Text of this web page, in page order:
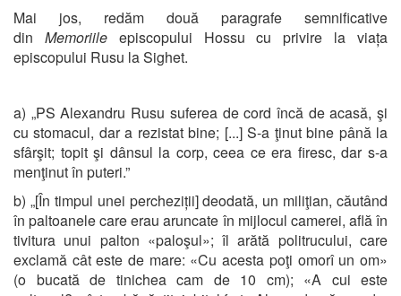
Mai jos, redăm două paragrafe semnificative
din Memoriile episcopului Hossu cu privire la viața
episcopului Rusu la Sighet.
a) „PS Alexandru Rusu suferea de cord încă de acasă, şi
cu stomacul, dar a rezistat bine; [...] S-a ţinut bine până la
sfârşit; topit şi dânsul la corp, ceea ce era firesc, dar s-a
menţinut în puteri.”
b) „[În timpul unei percheziții] deodată, un miliţian, căutând
în paltoanele care erau aruncate în mijlocul camerei, află în
tivitura unui palton «paloşul»; îl arătă politrucului, care
exclamă cât este de mare: «Cu acesta poţi omorî un om»
(o bucată de tinichea cam de 10 cm); «A cui este